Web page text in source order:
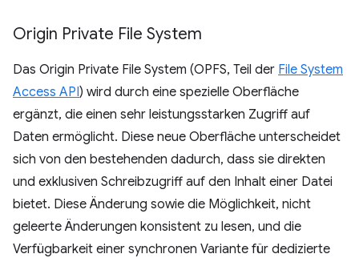
Origin Private File System
Das Origin Private File System (OPFS, Teil der File System
Access API) wird durch eine spezielle Oberfläche
ergänzt, die einen sehr leistungsstarken Zugriff auf
Daten ermöglicht. Diese neue Oberfläche unterscheidet
sich von den bestehenden dadurch, dass sie direkten
und exklusiven Schreibzugriff auf den Inhalt einer Datei
bietet. Diese Änderung sowie die Möglichkeit, nicht
geleerte Änderungen konsistent zu lesen, und die
Verfügbarkeit einer synchronen Variante für dedizierte